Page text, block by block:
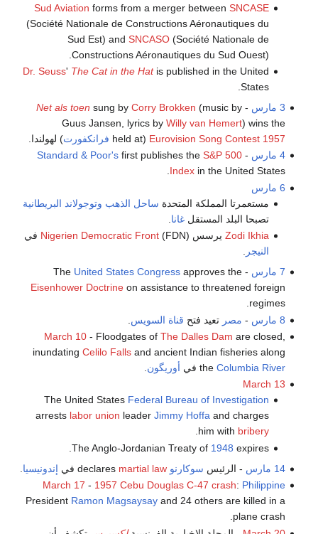
Sud Aviation forms from a merger betweenSNCASE
(Société Nationale de Constructions Aéronautiques du
Sud Est) andSNCASO (Société Nationale de
Constructions Aéronautiques du Sud Ouest).
Dr. Seuss' The Cat in the Hatis published in the United
States.
3 مارس
-
Net als toen sung by Corry Brokken (music by
Guus Jansen, lyrics by Willy van Hemert) wins the
Eurovision Song Contest 1957
(held at فرانكفورت) لهولندا.
4 مارس
-
Standard & Poor'sfirst publishes the S&P 500
Indexin the United States.
6 مارس
مستعمرتا المملكة المتحدة ساحل الذهب وتوجولاند البريطانية
تصبحا البلد المستقل غانا
Zodi Ikhiaيرسس Nigerien Democratic Front (FDN) في
النيجر .
7 مارس
- The
United States Congressapproves the
Eisenhower Doctrineon assistance to threatened foreign
regimes.
8 مارس
- مصر تعيد فتح قناة السويس
March 10- Floodgates of The Dalles Dam are closed,
inundating Celilo Fallsand ancient Indian fisheries along
the Columbia River في أوريگون
March 13
The United States Federal Bureau of Investigation
arrests labor union leaderJimmy Hoffa and charges
him with bribery
.
The Anglo-Jordanian Treaty of 1948 expires.
14 مارس
- الرئيس سوكارنو declares
martial law في إندونيسيا
March 17 - 1957 Cebu Douglas C-47 crash: Philippine
President Ramon Magsaysayand 24 others are killed in a
plane crash.